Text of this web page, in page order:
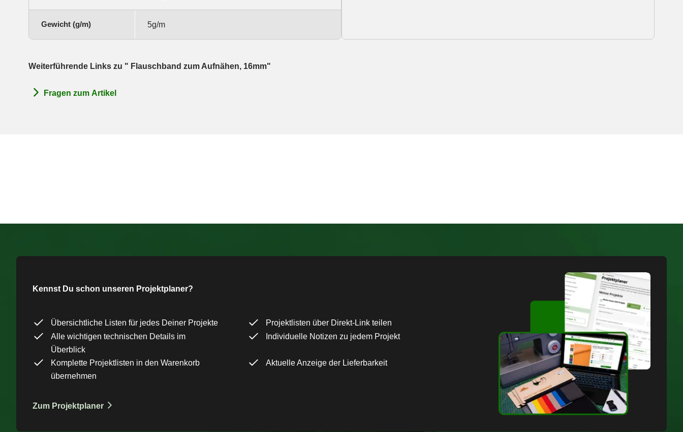
Gewicht (g/m) 5g/m
Weiterführende Links zu " Flauschband zum Aufnähen, 16mm"
Fragen zum Artikel
Kennst Du schon unseren Projektplaner?
Übersichtliche Listen für jedes Deiner Projekte
Projektlisten über Direkt-Link teilen
Alle wichtigen technischen Details im
Überblick
Individuelle Notizen zu jedem Projekt
Komplette Projektlisten in den Warenkorb
übernehmen
Aktuelle Anzeige der Lieferbarkeit
Zum Projektplaner